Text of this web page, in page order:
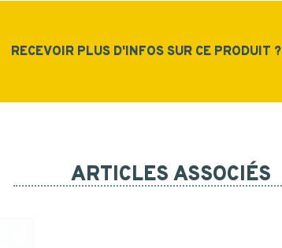
RECEVOIR PLUS D'INFOS SUR CE PRODUIT ?
ARTICLES ASSOCIÉS